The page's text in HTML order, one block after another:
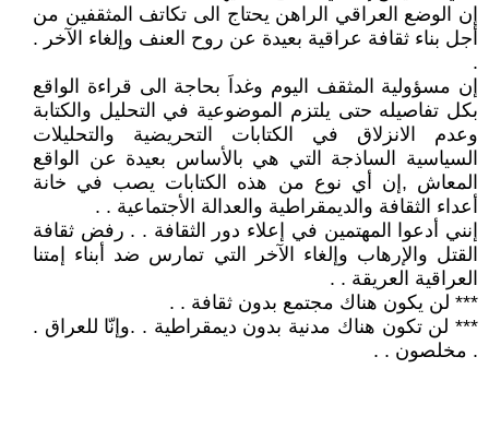
إن الوضع العراقي الراهن يحتاج الى تكاتف المثقفين من
أجل بناء ثقافة عراقية بعيدة عن روح العنف وإلغاء الآخر .
.
إن مسؤولية المثقف اليوم وغداَ بحاجة الى قراءة الواقع
بكل تفاصيله حتى يلتزم الموضوعية في التحليل والكتابة
وعدم الانزلاق في الكتابات التحريضية والتحليلات
السياسية الساذجة التي هي بالأساس بعيدة عن الواقع
المعاش ,إن أي نوع من هذه الكتابات يصب في خانة
أعداء الثقافة والديمقراطية والعدالة الأجتماعية . .
إنني أدعوا المهتمين في إعلاء دور الثقافة . . رفض ثقافة
القتل والإرهاب وإلغاء الآخر التي تمارس ضد أبناء إمتنا
العراقية العريقة . .
*** لن يكون هناك مجتمع بدون ثقافة . .
*** لن تكون هناك مدنية بدون ديمقراطية . .وإنّا للعراق .
. مخلصون . .